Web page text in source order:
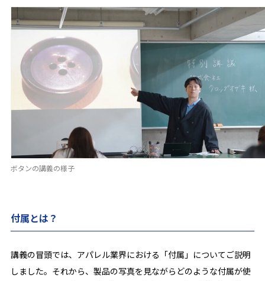
ボタンの講義の様子
付属とは？
講義の冒頭では、アパレル業界における「付属」についてご説明
しました。それから、製品の写真を見ながらどのような付属が使